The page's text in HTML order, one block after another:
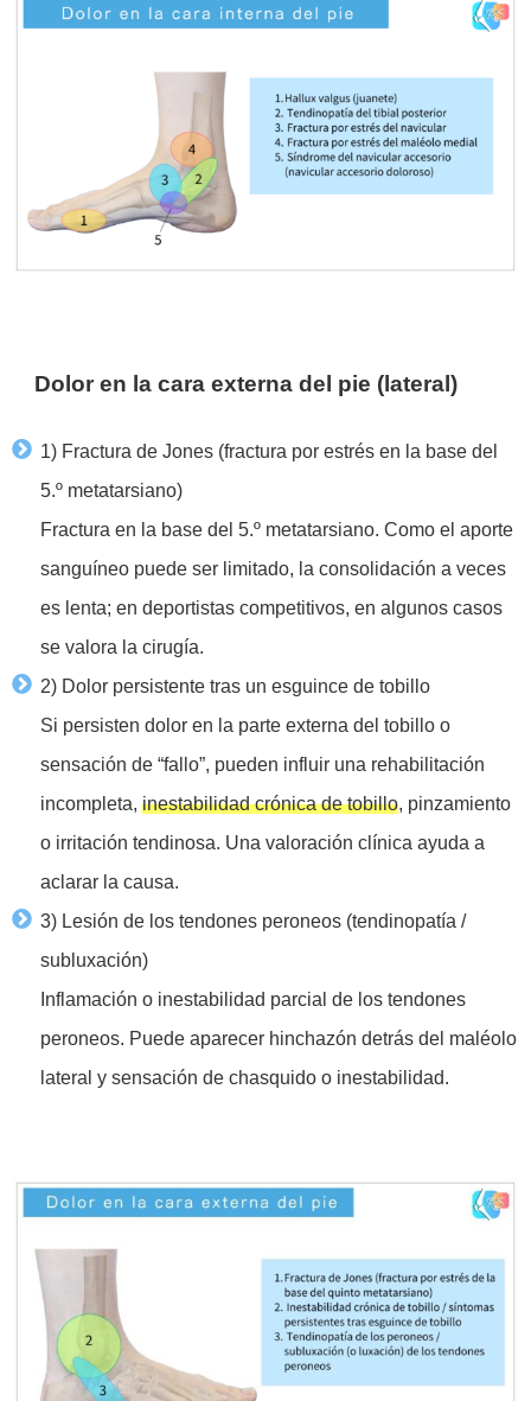
Dolor en la cara externa del pie (lateral)
1) Fractura de Jones (fractura por estrés en la base del
5.º metatarsiano)
Fractura en la base del 5.º metatarsiano. Como el aporte
sanguíneo puede ser limitado, la consolidación a veces
es lenta; en deportistas competitivos, en algunos casos
se valora la cirugía.
2) Dolor persistente tras un esguince de tobillo
Si persisten dolor en la parte externa del tobillo o
sensación de “fallo”, pueden influir una rehabilitación
incompleta, inestabilidad crónica de tobillo, pinzamiento
o irritación tendinosa. Una valoración clínica ayuda a
aclarar la causa.
3) Lesión de los tendones peroneos (tendinopatía /
subluxación)
Inflamación o inestabilidad parcial de los tendones
peroneos. Puede aparecer hinchazón detrás del maléolo
lateral y sensación de chasquido o inestabilidad.